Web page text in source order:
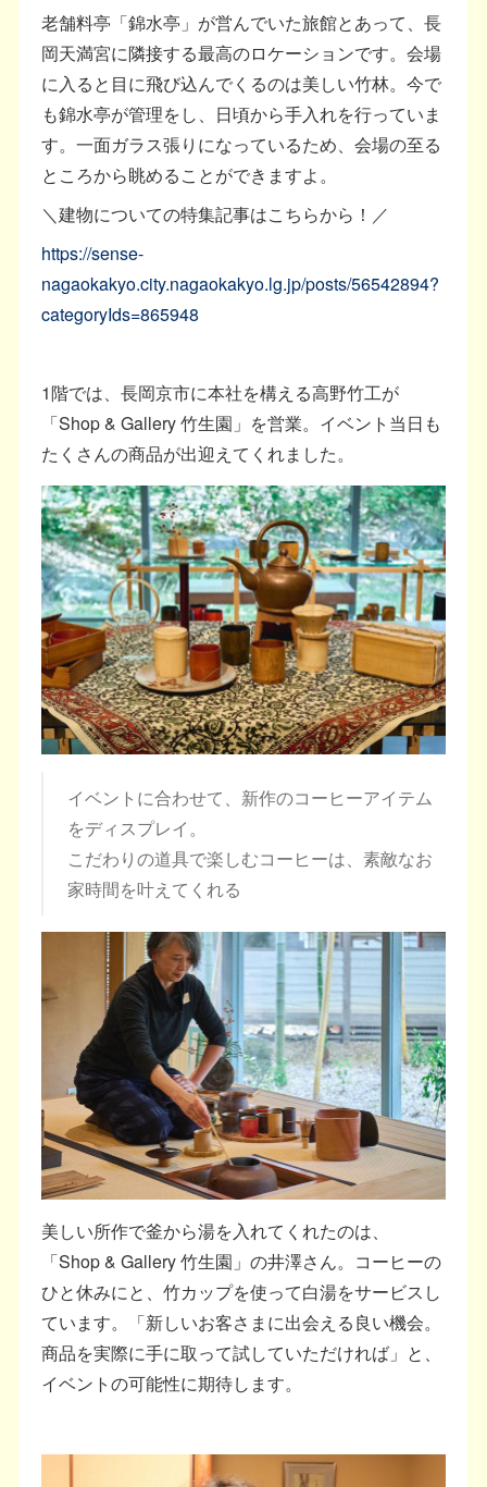
老舗料亭「錦水亭」が営んでいた旅館とあって、長
岡天満宮に隣接する最高のロケーションです。会場
に入ると目に飛び込んでくるのは美しい竹林。今で
も錦水亭が管理をし、日頃から手入れを行っていま
す。一面ガラス張りになっているため、会場の至る
ところから眺めることができますよ。
＼建物についての特集記事はこちらから！／
https://sense-
nagaokakyo.city.nagaokakyo.lg.jp/posts/56542894?
categoryIds=865948
1階では、長岡京市に本社を構える高野竹工が
「Shop & Gallery 竹生園」を営業。イベント当日も
たくさんの商品が出迎えてくれました。
イベントに合わせて、新作のコーヒーアイテム
をディスプレイ。
こだわりの道具で楽しむコーヒーは、素敵なお
家時間を叶えてくれる
美しい所作で釜から湯を入れてくれたのは、
「Shop & Gallery 竹生園」の井澤さん。コーヒーの
ひと休みにと、竹カップを使って白湯をサービスし
ています。「新しいお客さまに出会える良い機会。
商品を実際に手に取って試していただければ」と、
イベントの可能性に期待します。